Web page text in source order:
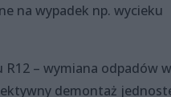
na wypadek np. wycieku
– wymiana odpadów w
demontaż